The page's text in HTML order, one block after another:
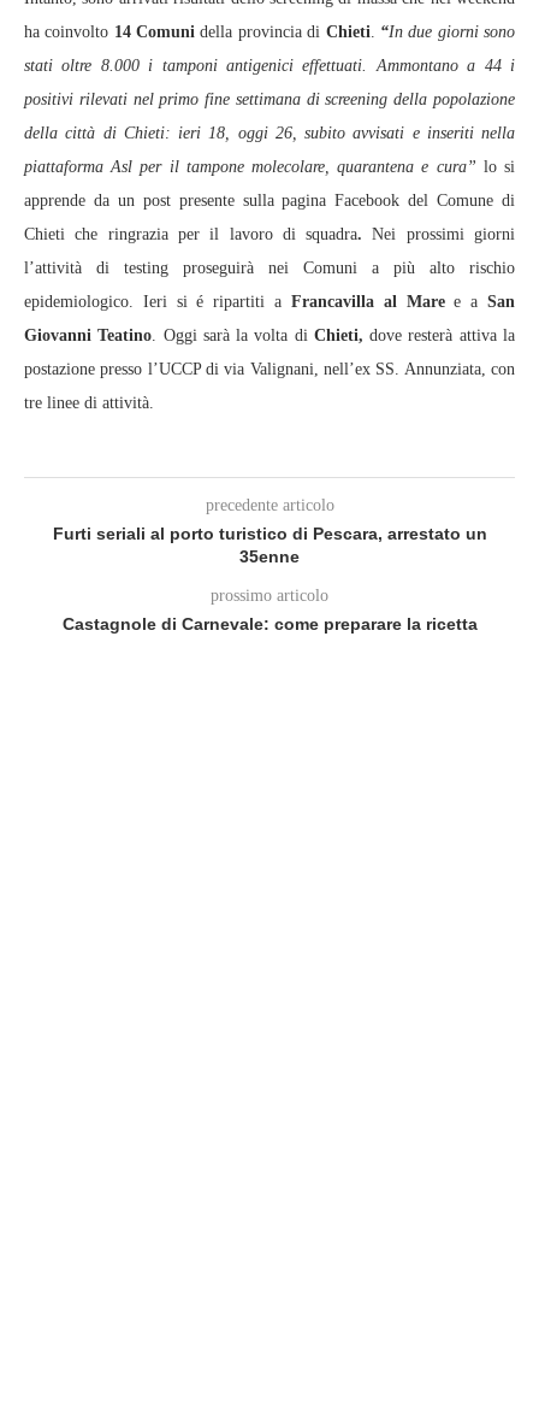
ha coinvolto 14 Comuni della provincia di Chieti. “In due giorni sono
stati oltre 8.000 i tamponi antigenici effettuati. Ammontano a 44 i
positivi rilevati nel primo fine settimana di screening della popolazione
della città di Chieti: ieri 18, oggi 26, subito avvisati e inseriti nella
piattaforma Asl per il tampone molecolare, quarantena e cura” lo si
apprende da un post presente sulla pagina Facebook del Comune di
Chieti che ringrazia per il lavoro di squadra.Nei prossimi giorni
l’attività di testing proseguirà nei Comuni a più alto rischio
epidemiologico. Ieri si é ripartiti a Francavilla al Maree aSan
Giovanni Teatino. Oggi sarà la volta di Chieti, dove resterà attiva la
postazione presso l’UCCP di via Valignani, nell’ex SS. Annunziata, con
tre linee di attività.
precedente articolo
Furti seriali al porto turistico di Pescara, arrestato un
35enne
prossimo articolo
Castagnole di Carnevale: come preparare la ricetta